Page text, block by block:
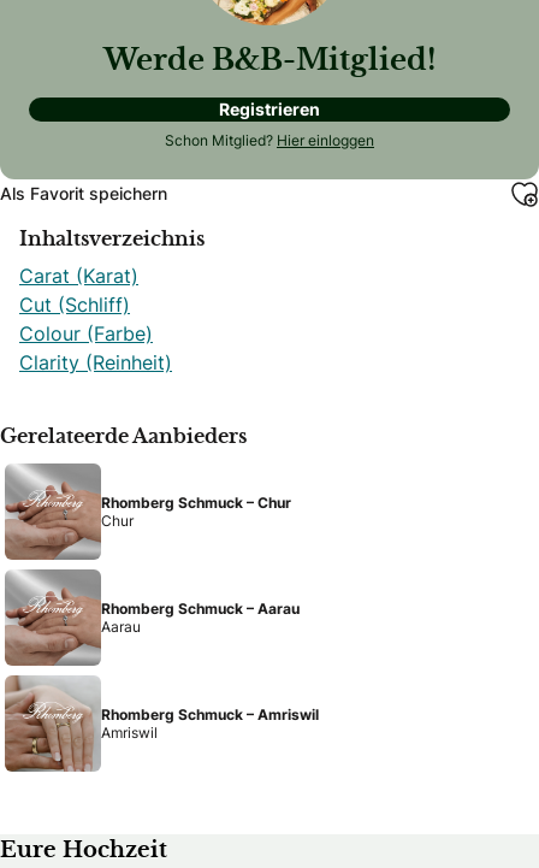
Werde B&B-Mitglied!
Registrieren
Schon Mitglied? Hier einloggen
Als Favorit speichern
Inhaltsverzeichnis
Carat (Karat)
Cut (Schliff)
Colour (Farbe)
Clarity (Reinheit)
Gerelateerde Aanbieders
Rhomberg Schmuck – Chur
Chur
Rhomberg Schmuck – Aarau
Aarau
Rhomberg Schmuck – Amriswil
Amriswil
Eure Hochzeit